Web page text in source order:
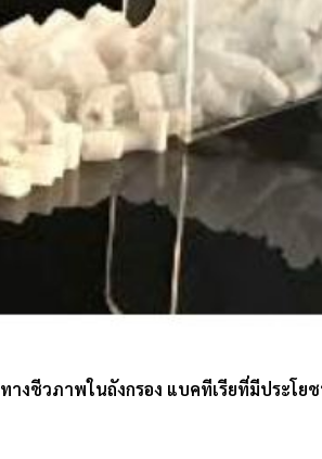
งชีวภาพในถังกรอง แบคทีเรียที่มีประโ